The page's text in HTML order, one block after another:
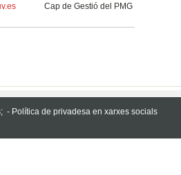
Cap de Gestió del PMG
- Política de privadesa en xarxes socials